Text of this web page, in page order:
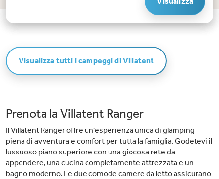
patatine, snack o un gelato da 't Snackhuys. Oppure camminate cinque
minuti fino al bellissimo padiglione della spiaggia 't Strandhuys. Qui
potrete sistemarvi sull'ampia terrazza con vista sul Mare del Nord dopo una
divertimento. La piscina coperta "De Golfslag", composta da una vasca di
25 metri, una piscina per bambini e due nuovi scivoli, garantisce un
divertimento senza fine.Spiaggia a portata di mano. Appena usciti dal
campeggio, attraversate la strada e raggiungete in cinque minuti una
Visualizza tutti i campeggi di Villatent
Prenota la Villatent Ranger
Il Villatent Ranger offre un'esperienza unica di glamping
piena di avventura e comfort per tutta la famiglia. Godetevi il
lussuoso piano superiore con una giocosa rete da
appendere, una cucina completamente attrezzata e un
bagno moderno. Le due comode camere da letto assicurano